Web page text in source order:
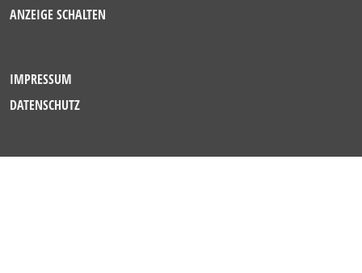
ANZEIGE SCHALTEN
IMPRESSUM
DATENSCHUTZ